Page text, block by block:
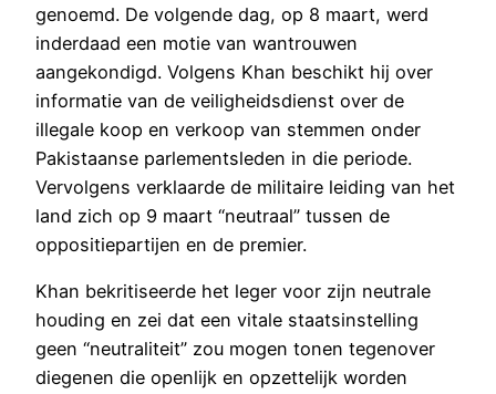
genoemd. De volgende dag, op 8 maart, werd
inderdaad een motie van wantrouwen
aangekondigd. Volgens Khan beschikt hij over
informatie van de veiligheidsdienst over de
illegale koop en verkoop van stemmen onder
Pakistaanse parlementsleden in die periode.
Vervolgens verklaarde de militaire leiding van het
land zich op 9 maart “neutraal” tussen de
oppositiepartijen en de premier.
Khan bekritiseerde het leger voor zijn neutrale
houding en zei dat een vitale staatsinstelling
geen “neutraliteit” zou mogen tonen tegenover
diegenen die openlijk en opzettelijk worden